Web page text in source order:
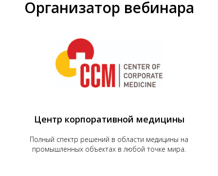
Организатор вебинара
Центр корпоративной медицины
Полный спектр решений в области медицины на
промышленных объектах в любой точке мира.